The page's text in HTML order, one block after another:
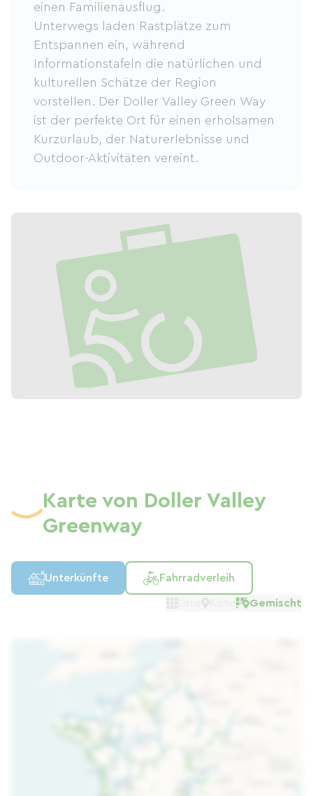
einen Familienausflug.
Unterwegs laden Rastplätze zum
Entspannen ein, während
Informationstafeln die natürlichen und
kulturellen Schätze der Region
vorstellen. Der Doller Valley Green Way
ist der perfekte Ort für einen erholsamen
Kurzurlaub, der Naturerlebnisse und
Outdoor-Aktivitäten vereint.
Karte von Doller Valley
Greenway
Unterkünfte Fahrradverleih
Gemischt